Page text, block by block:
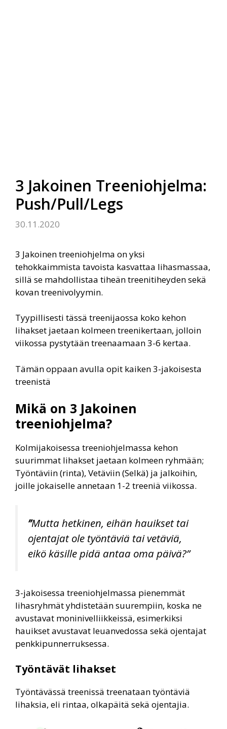
3 Jakoinen Treeniohjelma:
Push/Pull/Legs
30.11.2020
3 Jakoinen treeniohjelma on yksi
tehokkaimmista tavoista kasvattaa lihasmassaa,
sillä se mahdollistaa tiheän treenitiheyden sekä
kovan treenivolyymin.
Tyypillisesti tässä treenijaossa koko kehon
lihakset jaetaan kolmeen treenikertaan, jolloin
viikossa pystytään treenaamaan 3-6 kertaa.
Tämän oppaan avulla opit kaiken 3-jakoisesta
treenistä
Mikä on 3 Jakoinen
treeniohjelma?
Kolmijakoisessa treeniohjelmassa kehon
suurimmat lihakset jaetaan kolmeen ryhmään;
Työntäviin (rinta), Vetäviin (Selkä) ja jalkoihin,
joille jokaiselle annetaan 1-2 treeniä viikossa.
”Mutta hetkinen, eihän hauikset tai
ojentajat ole työntäviä tai vetäviä,
eikö käsille pidä antaa oma päivä?”
3-jakoisessa treeniohjelmassa pienemmät
lihasryhmät yhdistetään suurempiin, koska ne
avustavat moninivelliikkeissä, esimerkiksi
hauikset avustavat leuanvedossa sekä ojentajat
penkkipunnerruksessa.
Työntävät lihakset
Työntävässä treenissä treenataan työntäviä
lihaksia, eli rintaa, olkapäitä sekä ojentajia.